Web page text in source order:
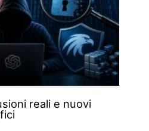
reali e nuovi